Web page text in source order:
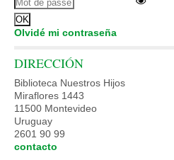
Olvidé mi contraseña
DIRECCIÓN
Biblioteca Nuestros Hijos
Miraflores 1443
11500 Montevideo
Uruguay
2601 90 99
contacto